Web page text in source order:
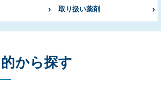
取り扱い薬剤
から探す